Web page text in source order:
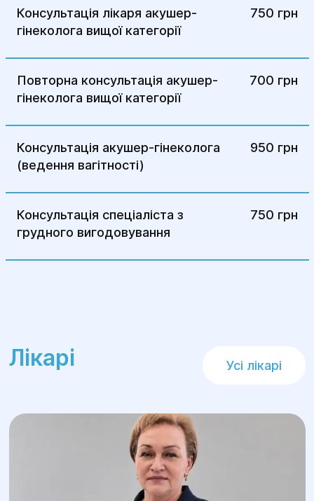
Медикаментозна терапія: Найбільш
поширеним методом є гормональна
ендометріозних вогнищ та полегшенню
симптомів.
Хірургічне лікування: Якщо
видалення вогнищ ендометріозу. Це
може бути виконано за допомогою
лапароскопії.
Спільна терапія з іншими спеціалістами:
У разі необхідності можуть бути
гастроентерологи або урологи, для
Після лікування пацієнтки проходять
рекомендації по веденню здорового
способу життя для покращення
загального стану та запобігання
Консультація лікаря акушер-
гінеколога вищої категорії
750 грн
Повторна консультація акушер-
гінеколога вищої категорії
700 грн
Консультація акушер-гінеколога
(ведення вагітності)
950 грн
Консультація спеціаліста з
грудного вигодовування
750 грн
Лікарі Усі лікарі